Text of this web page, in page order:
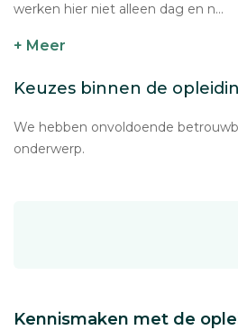
werken hier niet alleen dag en n...
+ Meer
Keuzes binnen de
We hebben onvoldoende
onderwerp.
Kennismaken met de